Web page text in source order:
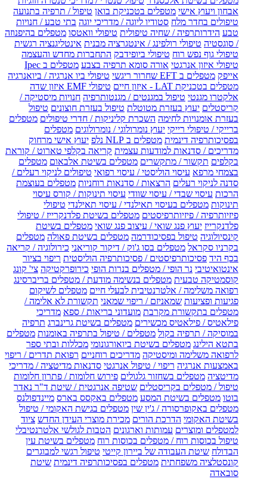
אבחון ויעוץ אישי מטפלים בטכניקת בואן טיפול / תרפיה בתנועה
טיפולים בחדר מלח סטודיו ליוגה / מדריכי יוגה בתי טבע / חנויות
טבע הידרותרפיה / שחיה טיפולית טיפולי וואטסו מטפלים בהיפנוזה
/ סוגסטיה טיפולי רולפינג / אינטגרציה מבנית אינטליגנציה רגשית
טיפולי גוף נפש רוח טיפולי ביופידבק התחברות מחדש והעצמה
טיפולי איזון אנרגטי אורה סומא תרפיה בצבע
מטפלים ב Ipec
אייפק מטפלים ב EFT שחרור ריגשי
טיפולי ביו אנרגיה / ביואנרגיה
מטפלים בטכניקת LAT - איזון חיים
טיפולי EMF איזון שדה
אלקטרו מגנטי טיפול במגנטים / מגנטותרפיה חנויות מיסטיקה /
קריסטלים יעוץ בעזרת מטוטלת טיפול בעזרת חוצונים טיפול
בעזרת אומנויות לחימה השכרת קליניקות / חדרי טיפולים מטפלים
ברייקי / טיפולי רייקי יעוץ נומרולוגי / נומרולוגים מטפלים
בפסיכותרפיה דינמית מטפלים ב NLP נלפ
יעוץ אישי מרחוק
מדריכים / סדנאות למודעות עצמית קריאה בקלפי טארוט / קוראת
בקלפים תקשור / מתקשרים מטפלים בשיטת אלבאום מטפלים
בצמחי מרפא עיסוי הוליסטי / עיסוי רפואי טיפולים לניקוי רעלים /
סדנה לניקוי רעלים הרצאות / סדנאות רוחניות מטפלים בעוצמת
הרכות עיסוי שבדי / עיסוי שוודי עיסוי תינוקות / קורס עיסוי
תינוקות מטפלים בעיסוי תאילנדי / עיסוי תאילנדי טיפולי
פיזיותרפיה / פיזיותרפיסטים מטפלים בשיטת פלדנקרייז / טיפולי
פלדנקרייז יעוץ פנג שואי / עיצוב פנג שואי מטפלים בשיטת
קינסיולוגיה טיפול בפסיכודרמה מטפלים בשיטת פאולה מטפלים
בקרניו סקראל מטפלים בסו ג'וק / דיקור קוריאני כירולוגיה / קריאה
בכף היד פסיכותרפיסטים / פסיכותרפיה הוליסטית ריפוי בציור
אינטואיטיבי נר הופי / מטפלים בנרות הופי כירופרקטיקה צי' קונג
קוסמטיקה טבעית מטפלים בנשימה מודעת / מטפלים בריברסינג
רפואה משלימה / אלטרנטיבית לבעלי חיים מטפלים לשיקום
פגיעות ופציעות שמאניזם / ריפוי שמאני תקשורת לא אלימה /
מטפלים בתקשורת מקרבת מועדוני בריאות / ספא מדריכי
פילאטיס / פילאטיס מכשירים מטפלים בשיטת גרינברג תרפיה
במוסיקה / תרפיה בקול מטפלים / טיפול בתרפיה באומנות מטפלים
בתטא הילינג מטפלים בשיטת ביואורגונומי מכללות ובתי ספר
לרפואה משלימה ומיסטיקה מדריכים רוחניים רפואת תדרים / ריפוי
באמצעות אנרגיה ריפוי / טיפול אנרגטי סדנאות מדיטציה / מדריכי
מדיטציה מטפלים בשחזור גלגולים פירוש חלומות / פתרון חלומות
טיפול / מטפלים בקריסטלים שטיפה אנרגטית / שיטת ד"ר נאדר
בוטו מטפלים בשיטת המסע מטפלים באקסס בארס מיינדפולנס
מטפלים באקופרסורה / ג'ין שין מטפלים בגישת האקומי / טיפול
בשיטת האקומי הדרכת הורים מכירת מוצרי העידן החדש ציוד
למטפלים ומוצרים עמותות וארגונים הטבות לגולשי אלטרנטיבלי
טיפול בכוסות רוח / מטפלים בכוסות רוח מטפלים בשיטת עין
הבדולח שיטת העבודה של ביירון קייטי טיפול רגשי למבוגרים
קונסטלציה משפחתית מטפלים בפסיכותרפיה דינמית שיטת
סובאדה